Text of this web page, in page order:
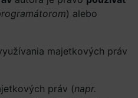
) alebo
majetkových práv
práv (napr.